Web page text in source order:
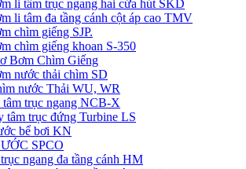
li tâm trục ngang hai cửa hút SKD
li tâm đa tầng cánh cột áp cao TMV
chìm giếng SJP.
chìm giếng khoan S-350
Bơm Chìm Giếng
nước thải chìm SD
nước Thải WU, WR
trục ngang NCB-X
tâm trục đứng Turbine LS
bể bơi KN
SPCO
ngang đa tầng cánh HM